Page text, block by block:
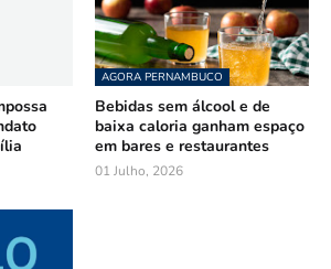
AGORA PERNAMBUCO
Bebidas sem álcool e de
baixa caloria ganham espaço
em bares e restaurantes
01 Julho, 2026